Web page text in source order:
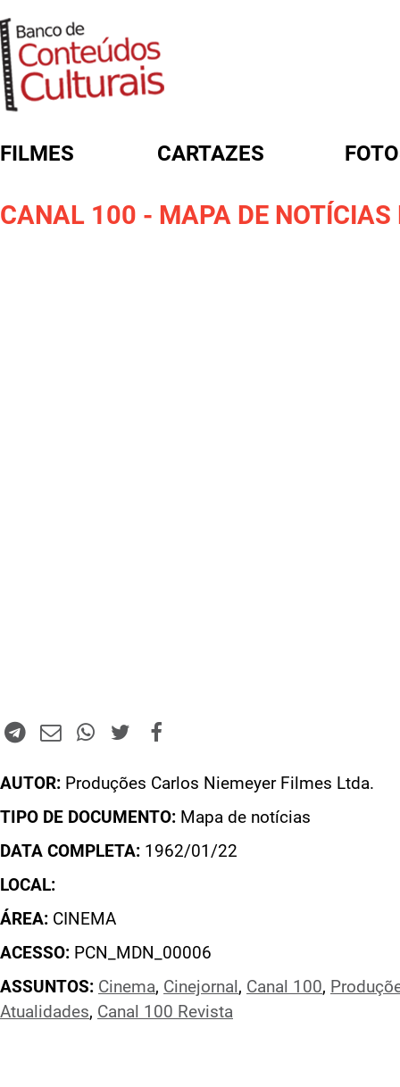
FILMES CARTAZES
CANAL 100 - MAPA DE
AUTOR: Produções Carlos Niemeyer Filmes Ltda.
TIPO DE DOCUMENTO: Mapa de notícias
DATA COMPLETA: 1962/01/22
LOCAL:
ÁREA: CINEMA
ACESSO: PCN_MDN_00006
ASSUNTOS: Cinema, Cinejornal , Canal 100,
Atualidades, Canal 100 Revista
FORMULÁRIO DE BUSCA